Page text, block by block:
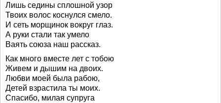
Лишь седины сплошной узор
Твоих волос коснулся смело.
И сеть морщинок вокруг глаз.
А руки стали так умело
Ваять союза наш рассказ.
Как много вместе лет с тобою
Живем и дышим на двоих.
Любви моей была рабою,
Детей взрастила ты моих.
Спасибо, милая супруга